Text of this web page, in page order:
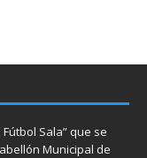
Sala” que se
Municipal de